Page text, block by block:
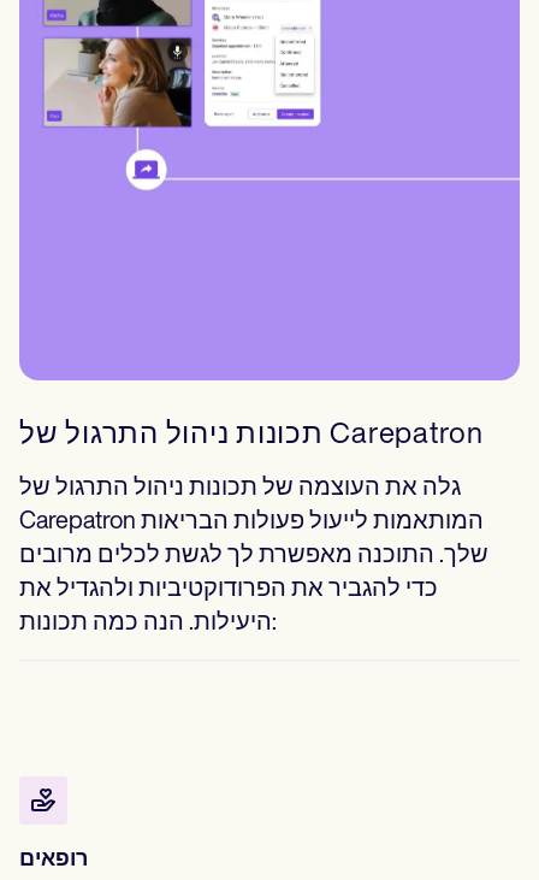
תכונות ניהול התרגול של Carepatron
גלה את העוצמה של תכונות ניהול התרגול של
Carepatron המותאמות לייעול פעולות הבריאות
שלך. התוכנה מאפשרת לך לגשת לכלים מרובים
כדי להגביר את הפרודוקטיביות ולהגדיל את
היעילות. הנה כמה תכונות:
רופאים